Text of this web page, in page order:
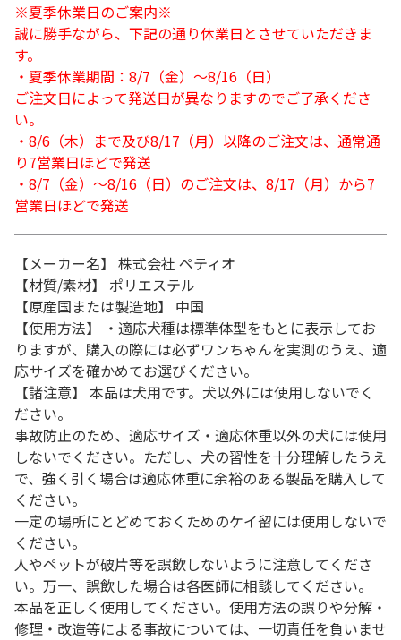
※夏季休業日のご案内※
誠に勝手ながら、下記の通り休業日とさせていただきま
す。
・夏季休業期間：8/7（金）～8/16（日）
ご注文日によって発送日が異なりますのでご了承くださ
い。
・8/6（木）まで及び8/17（月）以降のご注文は、通常通
り7営業日ほどで発送
・8/7（金）～8/16（日）のご注文は、8/17（月）から7
営業日ほどで発送
【メーカー名】 株式会社 ペティオ
【材質/素材】 ポリエステル
【原産国または製造地】 中国
【使用方法】 ・適応犬種は標準体型をもとに表示してお
りますが、購入の際には必ずワンちゃんを実測のうえ、適
応サイズを確かめてお選びください。
【諸注意】 本品は犬用です。犬以外には使用しないでく
ださい。
事故防止のため、適応サイズ・適応体重以外の犬には使用
しないでください。ただし、犬の習性を十分理解したうえ
で、強く引く場合は適応体重に余裕のある製品を購入して
ください。
一定の場所にとどめておくためのケイ留には使用しないで
ください。
人やペットが破片等を誤飲しないように注意してくださ
い。万一、誤飲した場合は各医師に相談してください。
本品を正しく使用してください。使用方法の誤りや分解・
修理・改造等による事故については、一切責任を負いませ